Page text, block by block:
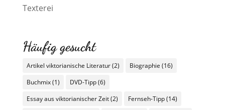
Texterei
Häufig gesucht
Artikel viktorianische Literatur(2) Biographie (16)
Buchmix(1) DVD-Tipp(6)
Essay aus viktorianischer Zeit(2) Fernseh-Tipp(14)